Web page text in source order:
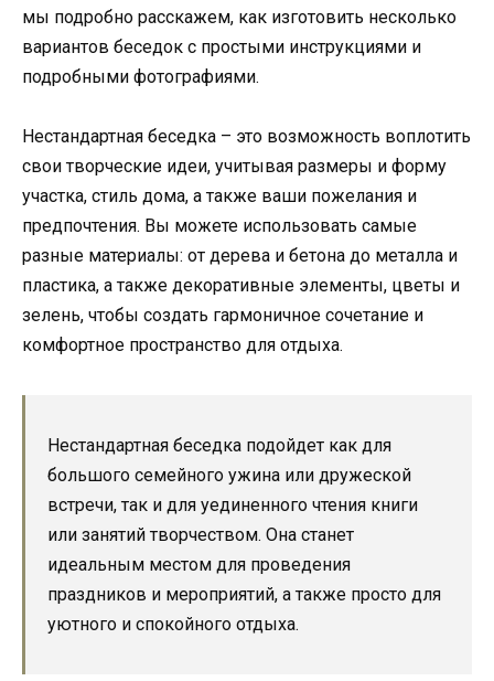
мы подробно расскажем, как изготовить несколько
вариантов беседок с простыми инструкциями и
подробными фотографиями.
Нестандартная беседка – это возможность воплотить
свои творческие идеи, учитывая размеры и форму
участка, стиль дома, а также ваши пожелания и
предпочтения. Вы можете использовать самые
разные материалы: от дерева и бетона до металла и
пластика, а также декоративные элементы, цветы и
зелень, чтобы создать гармоничное сочетание и
комфортное пространство для отдыха.
Нестандартная беседка подойдет как для
большого семейного ужина или дружеской
встречи, так и для уединенного чтения книги
или занятий творчеством. Она станет
идеальным местом для проведения
праздников и мероприятий, а также просто для
уютного и спокойного отдыха.